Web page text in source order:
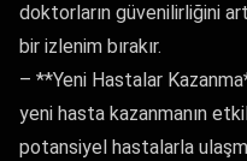
doktorların güvenilirliğini
bir izlenim bırakır.
– **Yeni Hastalar
yeni hasta kazanmanın
potansiyel hastalarla